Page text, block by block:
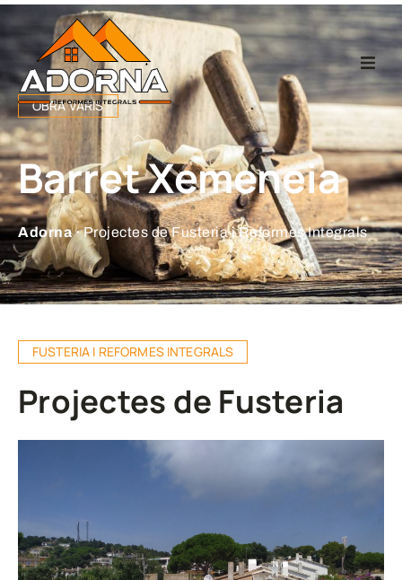
Home
Fusteria
Reformes
Projectes
Empresa
OBRA VARIS
Barret Xemeneia
Adorna ·Projectes de Fusteria i Reformes Integrals
FUSTERIA I REFORMES INTEGRALS
Projectes de Fusteria